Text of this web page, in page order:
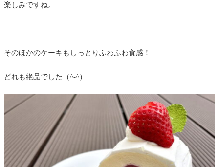
楽しみですね。
そのほかのケーキもしっとりふわふわ食感！
どれも絶品でした（^-^）